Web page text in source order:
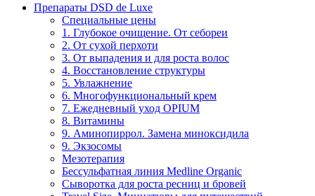
Препараты DSD de Luxe
Специальные цены
1. Глубокое очищение. От себореи
2. От сухой перхоти
3. От выпадения и для роста волос
4. Восстановление структуры
5. Увлажнение
6. Многофункциональный крем
7. Ежедневный уход OPIUM
8. Витамины
9. Аминопиррол. Замена миноксидила
9. Экзосомы
Мезотерапия
Бессульфатная линия Medline Organic
Сыворотка для роста ресниц и бровей